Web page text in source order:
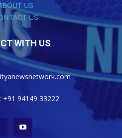
US
US
WITH US
+91 94149 33222